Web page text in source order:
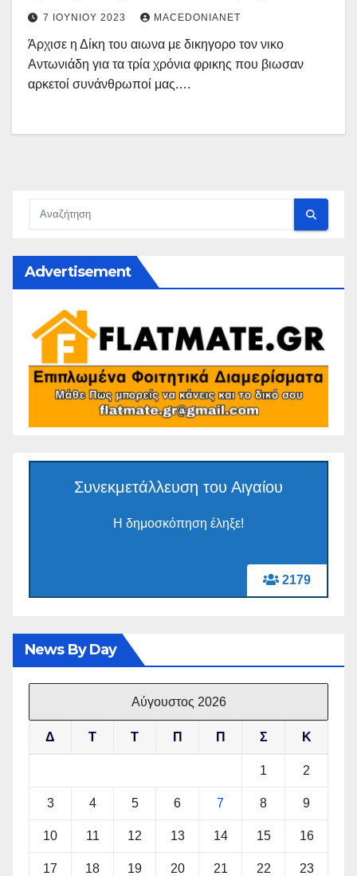
7 ΙΟΥΝΊΟΥ 2023 MACEDONIANET
Άρχισε η Δίκη του αιωνα με δικηγορο τον νικο
Αντωνιάδη για τα τρία χρόνια φρικης που βιωσαν
αρκετοί συνάνθρωποί μας.…
Advertisement
2179
Συνεκμετάλλευση του Αιγαίου
Η δημοσκόπηση έληξε!
News By Day
Αύγουστος 2026
Δ Τ Τ Π Π Σ Κ
1 2
3 4 5 6 7 8 9
10 11 12 13 14 15 16
17 18 19 20 21 22 23